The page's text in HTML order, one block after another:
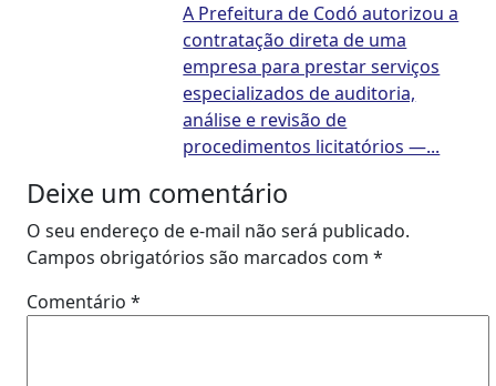
A Prefeitura de Codó autorizou a
contratação direta de uma
empresa para prestar serviços
especializados de auditoria,
análise e revisão de
procedimentos licitatórios —...
Deixe um comentário
O seu endereço de e-mail não será publicado.
Campos obrigatórios são marcados com *
Comentário *